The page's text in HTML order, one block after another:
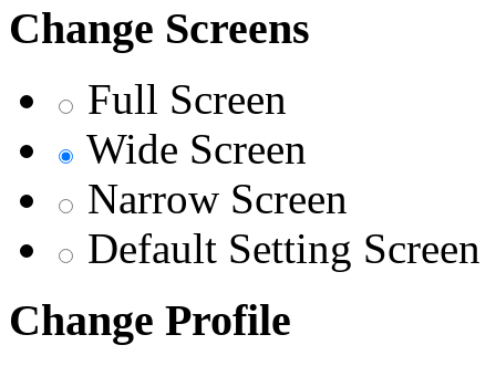
Change Screens
Full Screen
Wide Screen
Narrow Screen
Default Setting Screen
Change Profile